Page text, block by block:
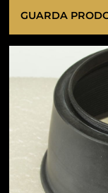
GUARDA